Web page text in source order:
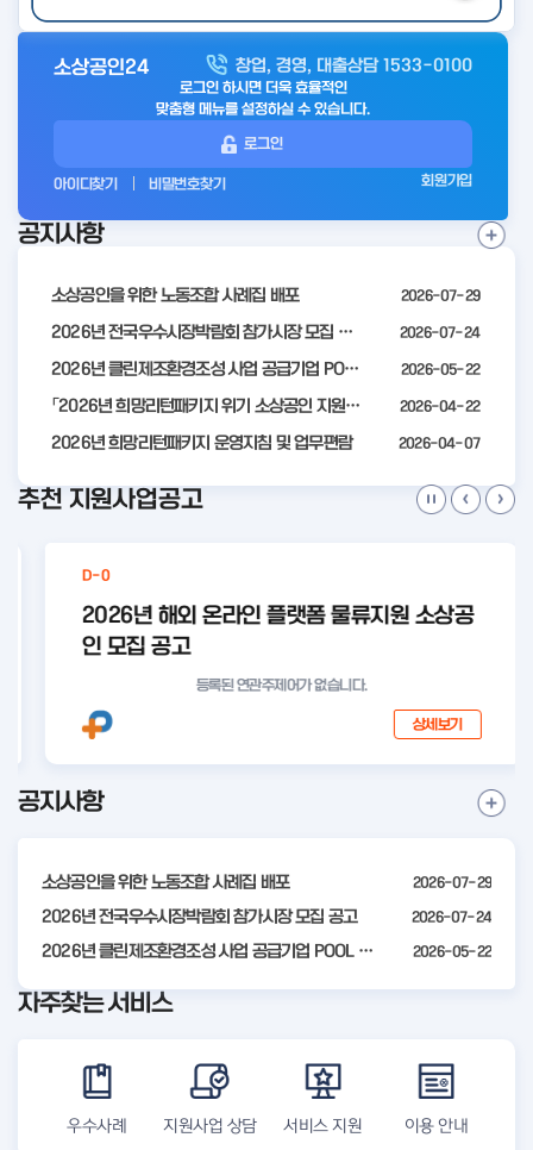
아
전
소상공인24 창업, 경영, 대출상담 1533-0100
로그인 하시면 더욱 효율적인
맞춤형 메뉴를 설정하실 수 있습니다.
로그인
아이디찾기 비밀번호찾기 회원가입
공지사항
소상공인을 위한 노동조합 사례집 배포 2026-07-29
2026년 전국우수시장박람회 참가시장 모집 공고 2026-07-24
2026년 클린제조환경조성 사업 공급기업 POOL 안내 2026-05-22
「2026년 희망리턴패키지 위기 소상공인 지원」모집 통합 2차 수정 공고 2026-04-22
2026년 희망리턴패키지 운영지침 및 업무편람 2026-04-07
공
추천 지원사업공고
D-0
2026년 해외 온라인 플랫폼 물류지원 소상공
인 모집 공고
등록된 연관주제어가 없습니다.
상세보기
I
4
공지사항
소상공인을 위한 노동조합 사례집 배포 2026-07-29
2026년 전국우수시장박람회 참가시장 모집 공고 2026-07-24
2026년 클린제조환경조성 사업 공급기업 POOL 안내 2026-05-22
공
항
보
기
자주찾는 서비스
우수사례 지원사업 상담 서비스 지원 이용 안내